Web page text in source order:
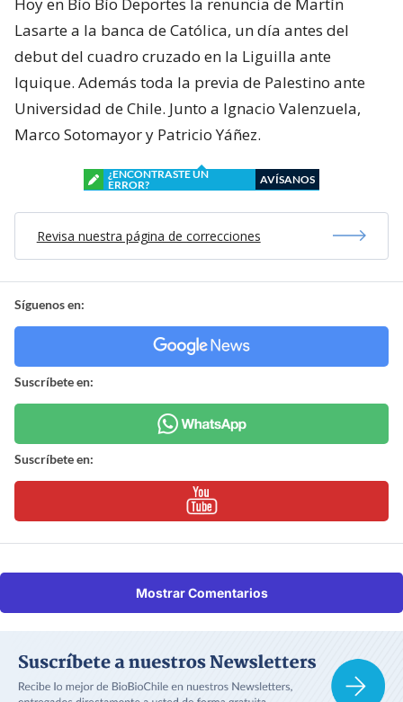
Lasarte a la banca de Católica, un día antes del
debut del cuadro cruzado en la Liguilla ante
Iquique. Además toda la previa de Palestino ante
Universidad de Chile. Junto a Ignacio Valenzuela,
Marco Sotomayor y Patricio Yáñez.
¿ENCONTRASTE UN
ERROR?
AVÍSANOS
Revisa nuestra página de correcciones
Síguenos en:
Suscríbete en:
Suscríbete en:
Mostrar Comentarios